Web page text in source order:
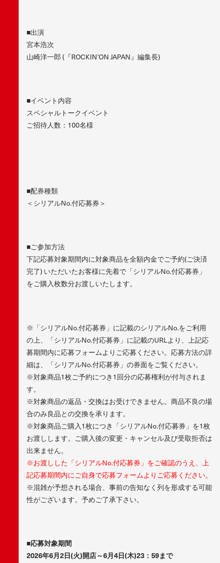
■出演
宮本浩次
山崎洋一郎 (『ROCKIN’ON JAPAN』編集長)
■イベント内容
スペシャルトークイベント
ご招待人数：100名様
■配券種類
＜シリアルNo.付応募券＞
■ご参加方法
下記応募対象期間内に対象商品を全額内金でご予約(ご決済
完了) いただいたお客様に先着で「シリアルNo.付応募券」
をご購入枚数分お渡しいたします。
※「シリアルNo.付応募券」に記載のシリアルNo.をご利用
の上、「シリアルNo.付応募券」に記載のURLより、上記応
募期間内に応募フォームよりご応募ください。応募方法の詳
細は、「シリアルNo.付応募券」の券面をご覧ください。
※対象商品1枚ご予約につき1回分の応募権利が付与されま
す。
※対象商品の返品・交換はお受けできません。商品不良の場
合のみ良品との交換を承ります。
※対象商品ご購入1枚につき「シリアルNo.付応募券」を1枚
お渡しします。ご購入後の変更・キャンセル及び受取拒否は
出来ません。
※お渡しした「シリアルNo.付応募券」をご確認のうえ、上
記応募期間内にご自身で応募フォームよりご応募ください。
※混雑が予想される場合、事前の告知なく列を形成する可能
性がございます。予めご了承下さい。
■応募対象期間
2026年6月2日(火)開店～6月4日(木)23：59まで